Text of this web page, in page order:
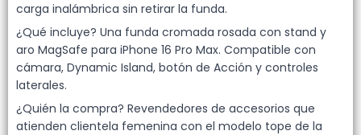
carga inalámbrica sin retirar la funda.
¿Qué incluye? Una funda cromada rosada con stand y
aro MagSafe para iPhone 16 Pro Max. Compatible con
cámara, Dynamic Island, botón de Acción y controles
laterales.
¿Quién la compra? Revendedores de accesorios que
atienden clientela femenina con el modelo tope de la
Lista vacía